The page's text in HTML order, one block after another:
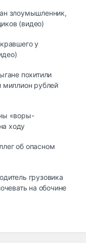
злоумышленник,
(видео)
у
похитили
миллион рублей
«воры-
ходу
об опасном
грузовика
на обочине